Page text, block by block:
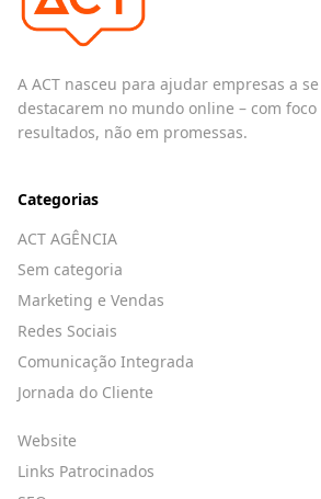
A ACT nasceu para ajudar empresas a se
destacarem no mundo online – com foco
resultados, não em promessas.
Categorias
ACT AGÊNCIA
Sem categoria
Marketing e Vendas
Redes Sociais
Comunicação Integrada
Jornada do Cliente
Website
Links Patrocinados